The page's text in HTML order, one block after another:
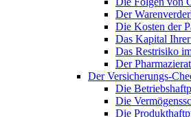
Der
Die Kosten der
Das Kapital
Das Restrisiko
Der
Der Versicherungs-
Die
Die
Die